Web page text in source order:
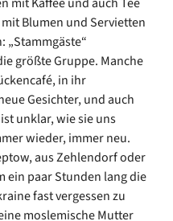
Blumen und Servietten
„Stammgäste“
größte Gruppe. Manche
in ihr
Gesichter, und auch
unklar, wie sie uns
wieder, immer neu.
aus Zehlendorf oder
ein paar Stunden lang die
fast vergessen zu
moslemische Mutter